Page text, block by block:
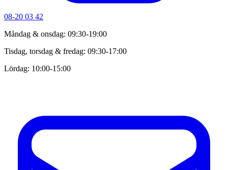
08-20 03 42
Måndag & onsdag: 09:30-19:00
Tisdag, torsdag & fredag: 09:30-17:00
Lördag: 10:00-15:00